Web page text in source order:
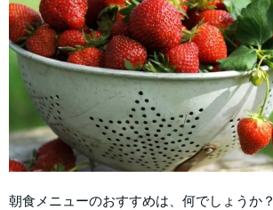
朝食メニューのおすすめは、何でしょうか？